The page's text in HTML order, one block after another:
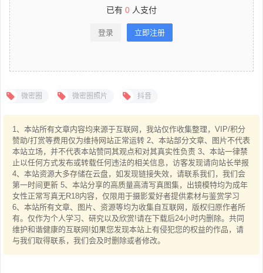
已有 0 人支付
登录 立即注册
微密圈 微密圈照片 抖音
1、本站所有文章内容均来源于互联网，我站仅作收集整理，VIP/积分
赞助/打赏等费用仅为维持网站正常运转 2、本站部分文章、图片不代表
本站立场，并不代表本站赞同其观点和对其真实性负责 3、本站一律禁
止以任何方式发布或转载任何违法的相关信息，访客发现请向站长举报
4、本站资源大多存储在云盘，如发现链接失效，请联系我们，我们会
第一时间更新 5、本站分享的高质量高清写真图集，出镜模特均为成年
女性正常写真无R18内容，仅限用于摄影爱好者提供素材与鉴赏学习
6、本站所有文章、图片、资源等均为收集自互联网，版权归原作者所
有。仅作为个人学习、研究以及欣赏!请在下载后24小时内删除。共同
维护和谐健康的互联网!如果您发现本站上有侵犯您的权益的作品，请
与我们取得联系，我们会及时删除或者修改。